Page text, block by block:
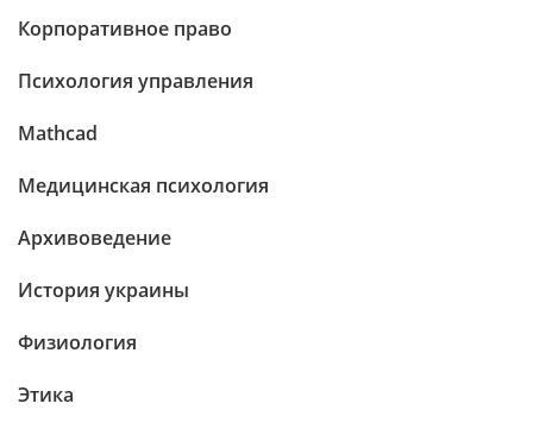
Корпоративное право
Психология управления
Mathcad
Медицинская психология
Архивоведение
История украины
Физиология
Этика